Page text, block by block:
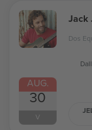
AUG.
30
V
Jack
Dos